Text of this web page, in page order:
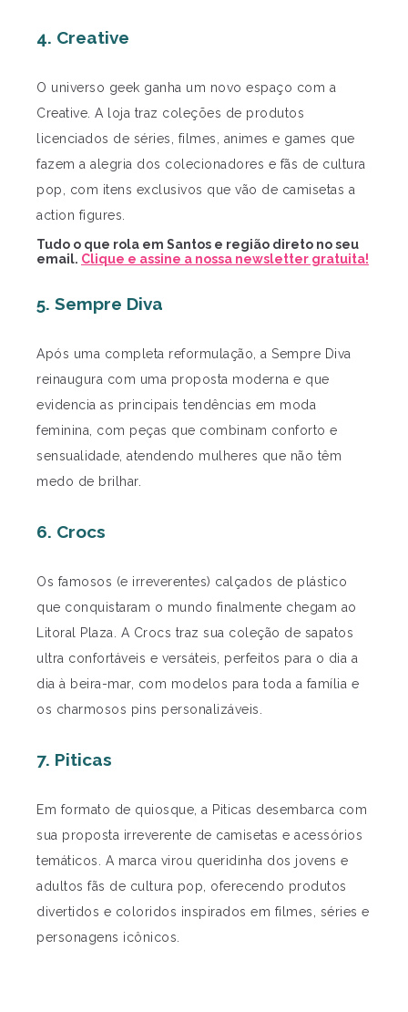
4. Creative
O universo geek ganha um novo espaço com a
Creative. A loja traz coleções de produtos
licenciados de séries, filmes, animes e games que
fazem a alegria dos colecionadores e fãs de cultura
pop, com itens exclusivos que vão de camisetas a
action figures.
Tudo o que rola em Santos e região direto no seu
email. Clique e assine a nossa newsletter gratuita!
5. Sempre Diva
Após uma completa reformulação, a Sempre Diva
reinaugura com uma proposta moderna e que
evidencia as principais tendências em moda
feminina, com peças que combinam conforto e
sensualidade, atendendo mulheres que não têm
medo de brilhar.
6. Crocs
Os famosos (e irreverentes) calçados de plástico
que conquistaram o mundo finalmente chegam ao
Litoral Plaza. A Crocs traz sua coleção de sapatos
ultra confortáveis e versáteis, perfeitos para o dia a
dia à beira-mar, com modelos para toda a família e
os charmosos pins personalizáveis.
7. Piticas
Em formato de quiosque, a Piticas desembarca com
sua proposta irreverente de camisetas e acessórios
temáticos. A marca virou queridinha dos jovens e
adultos fãs de cultura pop, oferecendo produtos
divertidos e coloridos inspirados em filmes, séries e
personagens icônicos.